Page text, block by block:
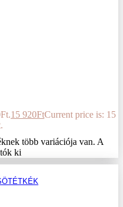
15 920FtCurrent price is: 15
több variációja van. A
ki